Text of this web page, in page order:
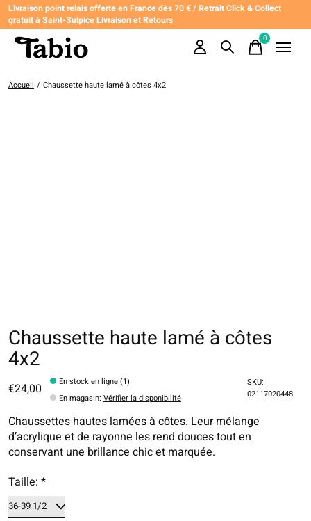
Livraison point relais offerte en France dès 70 € / Retrait Click & Collect
gratuit à Saint-SulpiceLivraison et Retours
0items
Accueil / Chaussette haute lamé à côtes 4x2
Chaussette haute lamé à côtes
4x2
€24,00
En stock en ligne (1)
En magasin:Vérifier la disponibilité
SKU:
02117020448
Chaussettes hautes lamées à côtes. Leur mélange
d’acrylique et de rayonne les rend douces tout en
conservant une brillance chic et marquée.
Taille: *